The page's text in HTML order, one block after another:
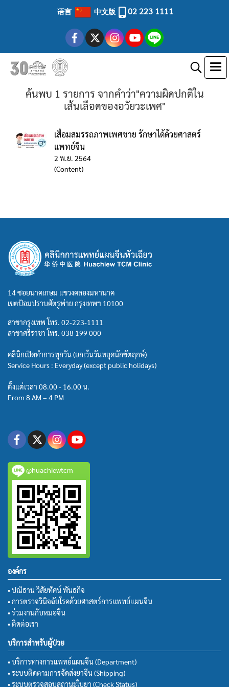
语言 中文版 02 223 1111
ค้นพบ 1 รายการ จากคำว่า"ความผิดปกติใน
เส้นเลือดของอวัยวะเพศ"
เสื่อมสมรรถภาพเพศชาย รักษาได้ด้วยศาสตร์
แพทย์จีน
2 พ.ย. 2564
(Content)
14 ซอยนาคเกษม แขวงคลองมหานาค
เขตป้อมปราบศัตรูพ่าย กรุงเทพฯ 10100
สาขากรุงเทพ โทร. 02-223-1111
สาขาศรีราชา โทร. 038 199 000
คลินิกเปิดทำการทุกวัน (ยกเว้นวันหยุดนักขัตฤกษ์)
Service Hours : Everyday (except public holidays)
ตั้งแต่เวลา 08.00 - 16.00 น.
From 8 AM – 4 PM
@huachiewtcm
องค์กร
• ปณิธาน วิสัยทัศน์ พันธกิจ
• การตรวจวินิจฉัยโรคด้วยศาสตร์การแพทย์แผนจีน
• ร่วมงานกับหมอจีน
• ติดต่อเรา
บริการสำหรับผู้ป่วย
• บริการทางการแพทย์แผนจีน (Department)
• ระบบติดตามการจัดส่งยาจีน (Shipping)
• ระบบตรวจสอบสถานะใบยา (Check Status)